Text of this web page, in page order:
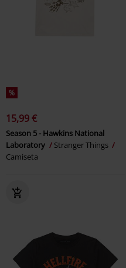
%
15,99 €
Season 5 - Hawkins National
Laboratory
Stranger Things
Camiseta